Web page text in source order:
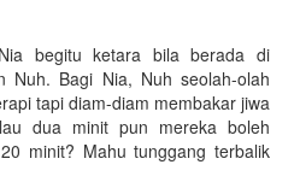
begitu ketara bila berada di
Nuh. Bagi Nia, Nuh seolah-olah
tapi diam-diam membakar jiwa
dua minit pun mereka boleh
minit? Mahu tunggang terbalik